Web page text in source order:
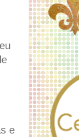
e